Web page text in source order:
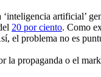
artificial’
20 por ciento. Como
el problema no es
la propaganda o el